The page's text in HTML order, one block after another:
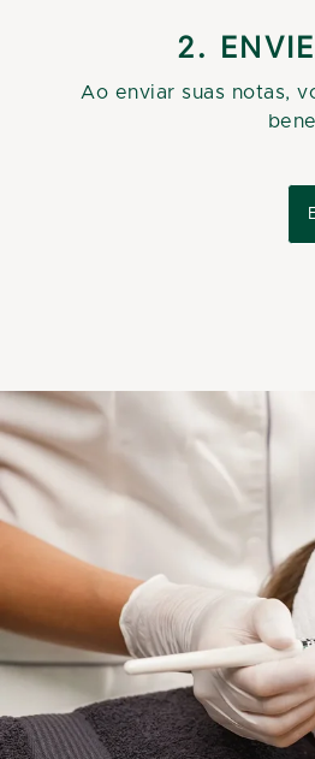
2.
Ao enviar suas notas,